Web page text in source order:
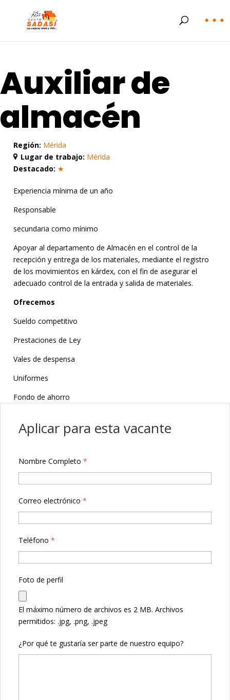
Bolsa
de
Trabajo
SADASI
de
Contacto
Auxiliar de
almacén
Región: Mérida
Lugar de trabajo: Mérida
Destacado: ★
Experiencia mínima de un año
Responsable
secundaria como mínimo
Apoyar al departamento de Almacén en el control de la
recepción y entrega de los materiales, mediante el registro
de los movimientos en kárdex, con el fin de asegurar el
adecuado control de la entrada y salida de materiales.
Ofrecemos
Sueldo competitivo
Prestaciones de Ley
Vales de despensa
Uniformes
Fondo de ahorro
Aplicar para esta vacante
Nombre Completo *
Correo electrónico *
Teléfono *
Foto de perfil
El máximo número de archivos es 2 MB. Archivos
permitidos: .jpg, .png, .jpeg
¿Por qué te gustaría ser parte de nuestro equipo?